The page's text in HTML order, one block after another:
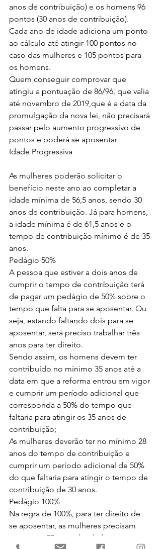
anos de contribuição) e os homens 96
pontos (30 anos de contribuição).
Cada ano de idade adiciona um ponto
ao cálculo até atingir 100 pontos no
caso das mulheres e 105 pontos para
os homens.
Quem conseguir comprovar que
atingiu a pontuação de 86/96, que valia
até novembro de 2019,que é a data da
promulgação da nova lei, não precisará
passar pelo aumento progressivo de
pontos e poderá se aposentar
Idade Progressiva
As mulheres poderão solicitar o
benefício neste ano ao completar a
idade mínima de 56,5 anos, sendo 30
anos de contribuição. Já para homens,
a idade mínima é de 61,5 anos e o
tempo de contribuição mínimo é de 35
anos.
Pedágio 50%
A pessoa que estiver a dois anos de
cumprir o tempo de contribuição terá
de pagar um pedágio de 50% sobre o
tempo que falta para se aposentar. Ou
seja, estando faltando dois para se
aposentar, será preciso trabalhar três
anos para ter direito.
Sendo assim, os homens devem ter
contribuído no mínimo 35 anos até a
data em que a reforma entrou em vigor
e cumprir um período adicional que
corresponda a 50% do tempo que
faltaria para atingir os 35 anos de
contribuição;
As mulheres deverão ter no mínimo 28
anos do tempo de contribuição e
cumprir um período adicional de 50%
do que faltaria para atingir o tempo de
contribuição de 30 anos.
Pedágio 100%
Na regra de 100%, para ter direito de
se aposentar, as mulheres precisam
estar com 57 anos de idade e os